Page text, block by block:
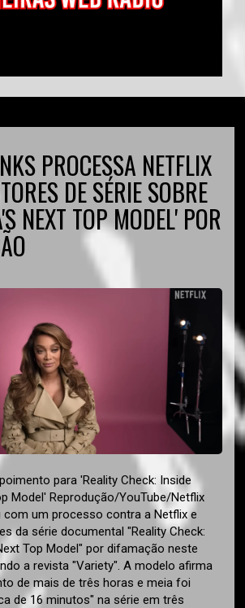
PROCESSA NETFLIX
DE SÉRIE SOBRE
NEXT TOP MODEL' POR
para 'Reality Check: Inside
Model' Reprodução/YouTube/Netflix
com um processo contra a Netflix e
da série documental "Reality Check:
Top Model" por difamação neste
a revista "Variety". A modelo afirma
de mais de três horas e meia foi
de 16 minutos" na série em três